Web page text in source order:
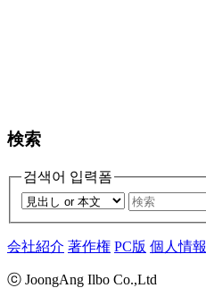
検索
검색어 입력폼
会社紹介 著作権 PC版 個人情報
ⓒ JoongAng Ilbo Co.,Ltd